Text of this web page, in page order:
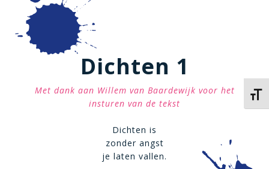
Dichten 1
Met dank aan Willem van Baardewijk voor het
insturen van de tekst
Dichten is
zonder angst
je laten vallen.